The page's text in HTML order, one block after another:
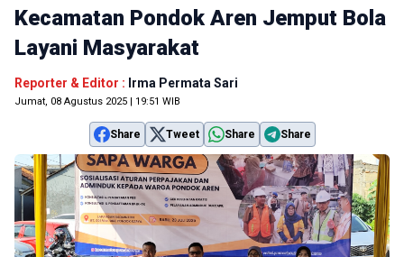
Kecamatan Pondok Aren Jemput Bola
Layani Masyarakat
Reporter & Editor : Irma Permata Sari
Jumat, 08 Agustus 2025 | 19:51 WIB
Share Tweet Share Share